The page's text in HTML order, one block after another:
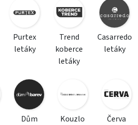
Purtex
letáky
Trend
koberce
letáky
Casarredo
letáky
Dům
Kouzlo
Červa